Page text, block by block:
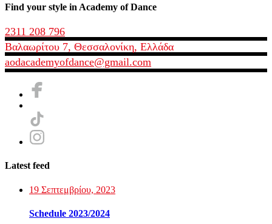
Find your style in Academy of Dance
2311 208 796
Βαλαωρίτου 7, Θεσσαλονίκη, Ελλάδα
aodacademyofdance@gmail.com
Latest feed
19 Σεπτεμβρίου, 2023
Schedule 2023/2024